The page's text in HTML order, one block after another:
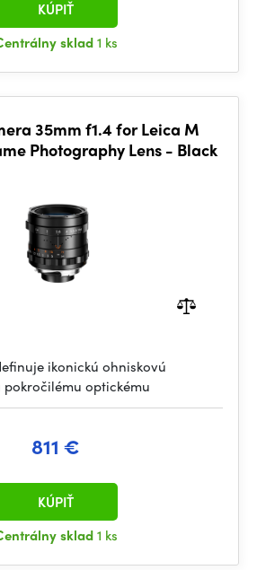
sklad1 ks
KÚPIŤ
35mm f1.4 for Leica M
Photography Lens - Black
ikonickú ohniskovú
optickému
811 €
sklad1 ks
KÚPIŤ